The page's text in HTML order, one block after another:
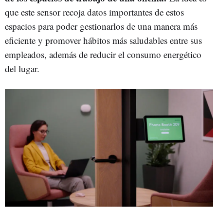
que este sensor recoja datos importantes de estos
espacios para poder gestionarlos de una manera más
eficiente y promover hábitos más saludables entre sus
empleados, además de reducir el consumo energético
del lugar.